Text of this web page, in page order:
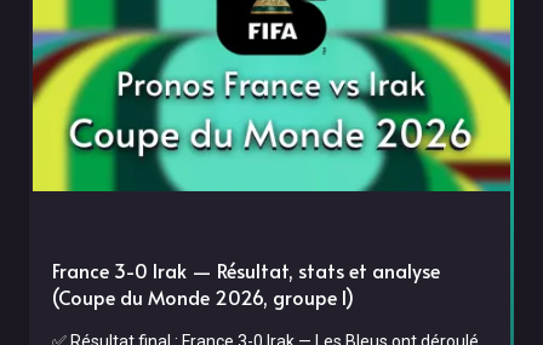
France 3-0 Irak — Résultat, stats et analyse
(Coupe du Monde 2026, groupe I)